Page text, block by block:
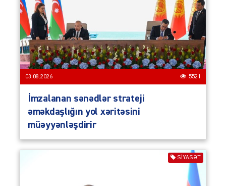
03.08.2026 5521
İmzalanan sənədlər strateji
əməkdaşlığın yol xəritəsini
müəyyənləşdirir
SIYASƏT